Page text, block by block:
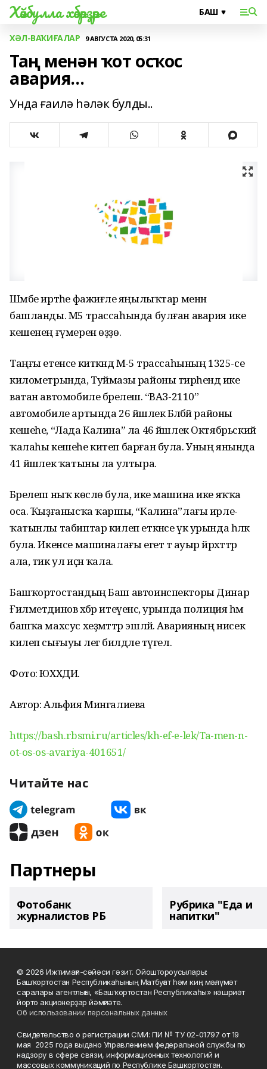
Хәйбулла хәбәрҙәре
ХӘЛ-ВАҠИҒАЛАР 9 АВГУСТА 2020, 05:31
Таң менән ҡот осҡос
авария...
Унда ғаилә һәләк булды..
Шәмбе иртәһе фажиғәле яңылыҡтар менән
башланды. М5 трассаһында булған авария ике
кешенең ғүмерен өҙҙө.
Таңғы етенсе киткәндә М-5 трассаһының 1325-се
километрында, Туймазы районы тирәһендә ике
ватан автомобиле бәрелешә. “ВАЗ-2110”
автомобиле артында 26 йәшлек Бәләбәй районы
кешеһе, “Лада Калина” ла 46 йәшлек Октябрьский
ҡалаһы кешеһе китеп барған була. Уның янында
41 йәшлек ҡатыны ла ултыра.
Бәрелеш ныҡ көслө була, ике машина ике яҡҡа
оса. Ҡыҙғанысҡа ҡаршы, “Калина”лағы ирле-
ҡатынлы табиптар килеп еткәнсе үк урында һәләк
була. Икенсе машиналағы егет тә ауыр йәрәхәттәр
ала, тик ул иҫән ҡала.
Башҡортостандың Баш автоинспекторы Динар
Ғилметдинов хәбәр итеүенсә, урында полиция һәм
башҡа махсус хеҙмәттәр эшләй. Аварияның нисек
килеп сығыуы әлегә билдәле түгел.
Фото: ЮХХДИ.
Автор: Альфия Мингалиева
https://bash.rbsmi.ru/articles/kh-ef-e-lek/Ta-men-n-
ot-os-os-avariya-401651/
Читайте нас
Партнеры
Фотобанк
журналистов РБ
Рубрика "Еда и
напитки"
© 2026 Ижтимағи-сәйәси гәзит. Ойоштороусылары:
Башҡортостан Республикаһының Матбуғат һәм киң мәғлүмәт
саралары агентлығы, «Башҡортостан Республикаһы» нәшриәт
йорто акционерҙар йәмғиәте.
Об использовании персональных данных
Свидетельство о регистрации СМИ: ПИ № ТУ 02-01797 от 19
мая 2025 года выдано Управлением федеральной службы по
надзору в сфере связи, информационных технологий и
массовых коммуникаций по Республике Башкортостан.